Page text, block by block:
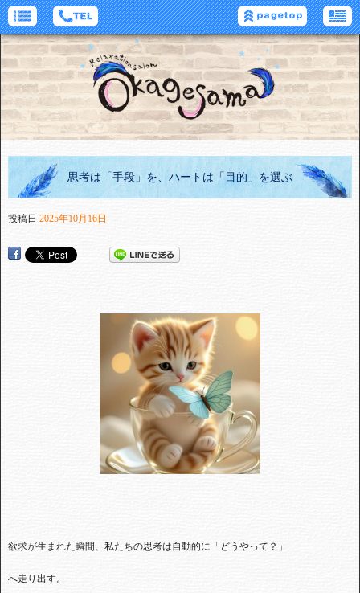
思考は「手段」を、ハートは「目的」を選ぶ
投稿日 2025年10月16日
欲求が生まれた瞬間、私たちの思考は自動的に「どうやって？」
へ走り出す。